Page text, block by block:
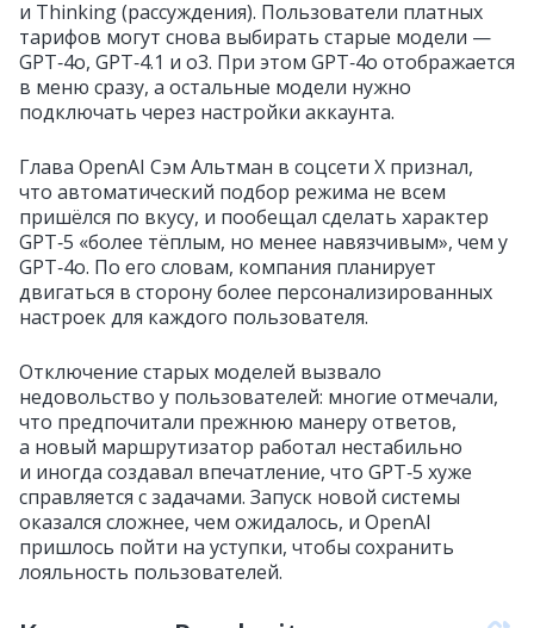
и Thinking (рассуждения). Пользователи платных
тарифов могут снова выбирать старые модели —
GPT‑4o, GPT‑4.1 и o3. При этом GPT‑4o отображается
в меню сразу, а остальные модели нужно
подключать через настройки аккаунта.
Глава OpenAI Сэм Альтман в соцсети X признал,
что автоматический подбор режима не всем
пришёлся по вкусу, и пообещал сделать характер
GPT‑5 «более тёплым, но менее навязчивым», чем у
GPT‑4o. По его словам, компания планирует
двигаться в сторону более персонализированных
настроек для каждого пользователя.
Отключение старых моделей вызвало
недовольство у пользователей: многие отмечали,
что предпочитали прежнюю манеру ответов,
а новый маршрутизатор работал нестабильно
и иногда создавал впечатление, что GPT‑5 хуже
справляется с задачами. Запуск новой системы
оказался сложнее, чем ожидалось, и OpenAI
пришлось пойти на уступки, чтобы сохранить
лояльность пользователей.